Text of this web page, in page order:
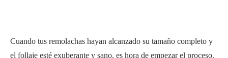
Cuando tus remolachas hayan alcanzado su tamaño completo y
el follaje esté exuberante y sano, es hora de empezar el proceso.